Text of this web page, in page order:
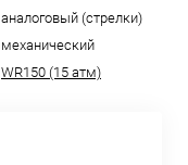
аналоговый (стрелки)
механический
WR150 (15 атм)